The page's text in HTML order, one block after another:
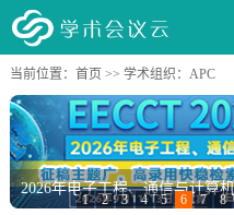
当前位置： 首页 >> 学术组织 ：APC
2026年电子工程、通信与计算
1 2 3 4 5 6 7 8